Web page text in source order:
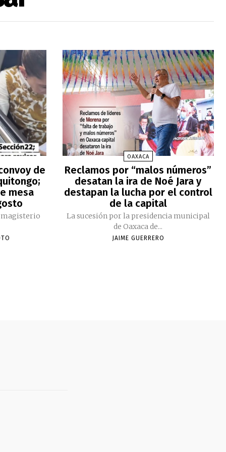
de
mesa
magisterio
OAXACA
Reclamos por “malos números”
desatan la ira de Noé Jara y
destapan la lucha por el control
de la capital
La sucesión por la presidencia municipal
de Oaxaca de...
JAIME GUERRERO